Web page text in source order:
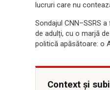
lucruri care nu
Sondajul CNN–SSRS
de adulți, cu o marjă
politică apăsătoare: o
Context și